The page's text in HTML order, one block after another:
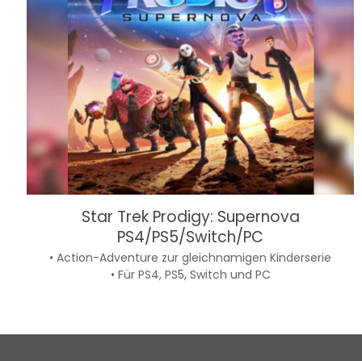
Star Trek Prodigy: Supernova
PS4/PS5/Switch/PC
• Action-Adventure zur gleichnamigen Kinderserie
• Für PS4, PS5, Switch und PC